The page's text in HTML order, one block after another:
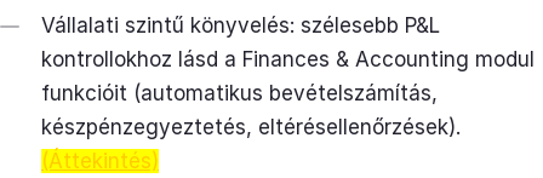
Vállalati szintű könyvelés: szélesebb P&L
kontrollokhoz lásd a Finances & Accounting modul
funkcióit (automatikus bevételszámítás,
készpénzegyeztetés, eltérésellenőrzések).
(Áttekintés)